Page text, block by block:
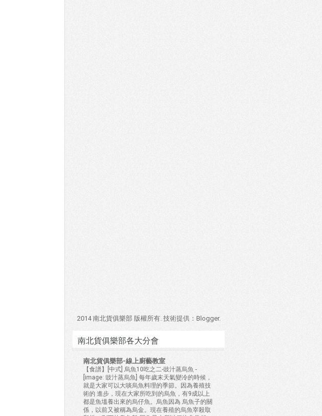
2014 南北貨俱樂部 版權所有. 技術提供： Blogger.
南北貨俱樂部各大分會
南北貨俱樂部-線上廚藝教室
【食譜】[中式] 烏魚10吃之二-豉汁蒸烏魚 -
[image: 豉汁蒸烏魚] 每年歲末天氣變冷的時候，
就是大家可以大啖烏魚料理的季節。因為養殖技
術的 進步，現在大家所吃到的烏魚，有9成以上
都是魚塭養出來的烏仔魚。烏魚因為 烏魚子的關
係，以前又被稱為烏金。現在養殖的烏魚宰殺取